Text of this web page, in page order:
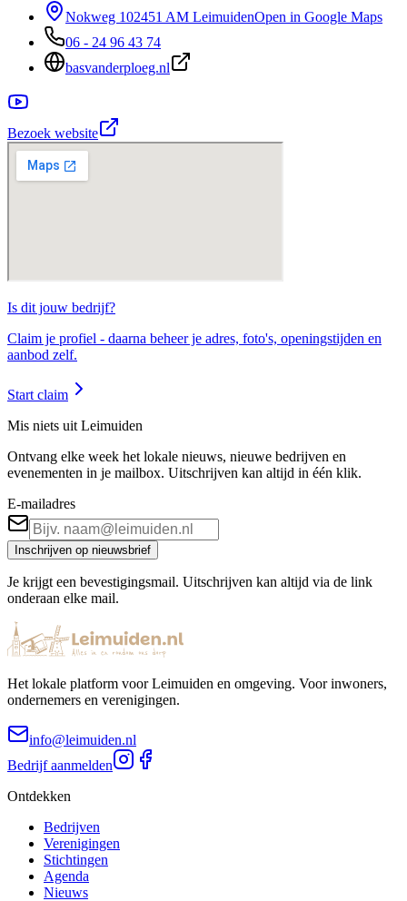
Nokweg 102451 AM LeimuidenOpen in Google Maps
06 - 24 96 43 74
basvanderploeg.nl
Bezoek website
Is dit jouw bedrijf?
Claim je profiel - daarna beheer je adres, foto's, openingstijden en
aanbod zelf.
Start claim
Mis niets uit Leimuiden
Ontvang elke week het lokale nieuws, nieuwe bedrijven en
evenementen in je mailbox. Uitschrijven kan altijd in één klik.
E-mailadres
Inschrijven op nieuwsbrief
Je krijgt een bevestigingsmail. Uitschrijven kan altijd via de link
onderaan elke mail.
Het lokale platform voor Leimuiden en omgeving. Voor inwoners,
ondernemers en verenigingen.
info@leimuiden.nl
Bedrijf aanmelden
Ontdekken
Bedrijven
Verenigingen
Stichtingen
Agenda
Nieuws